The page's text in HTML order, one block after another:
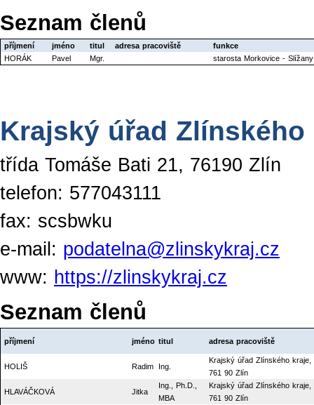
Seznam členů
příjmení jméno titul adresa pracoviště
funkce
HORÁK
Pavel Mgr. starosta Morkovice - Slížany
Krajský úřad Zlínského
třída Tomáše Bati 21, 76190 Zlín
telefon: 577043111
fax: scsbwku
e-mail: podatelna@zlinskykraj.cz
www: https://zlinskykraj.cz
Seznam členů
příjmení jméno titul adresa pracoviště
HOLIŠ Radim Ing.
Krajský úřad Zlínského kraje,
761 90 Zlín
HLAVÁČKOVÁ Jitka
Ing., Ph.D.,
MBA
Krajský úřad Zlínského kraje,
761 90 Zlín